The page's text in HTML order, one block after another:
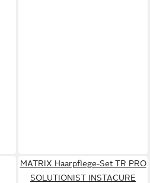
MATRIX Haarpflege-Set TR PRO
SOLUTIONIST INSTACURE